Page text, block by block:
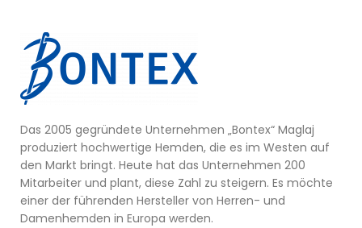
Das 2005 gegründete Unternehmen „Bontex“ Maglaj
produziert hochwertige Hemden, die es im Westen auf
den Markt bringt. Heute hat das Unternehmen 200
Mitarbeiter und plant, diese Zahl zu steigern. Es möchte
einer der führenden Hersteller von Herren- und
Damenhemden in Europa werden.